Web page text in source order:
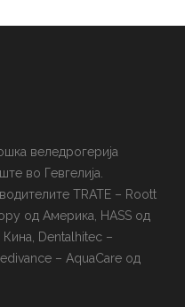
веледрогерија
во Гевгелија.
TRATE – Roott
од Америка, HASS од
Dentalhitec –
– AquaCare од